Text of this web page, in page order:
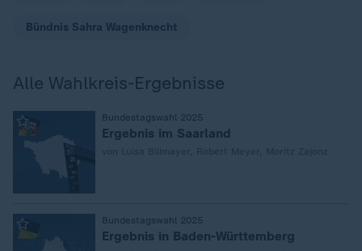
Bündnis Sahra Wagenknecht
Alle Wahlkreis-Ergebnisse
Bundestagswahl 2025
Ergebnis im Saarland
Bundestagswahl 2025
Ergebnis in Baden-Württemberg